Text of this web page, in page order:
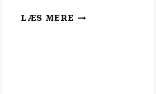
LÆS MERE SPILNYHEDERNE